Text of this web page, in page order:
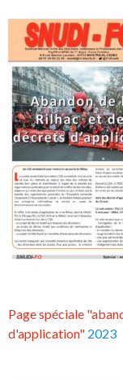
Page spéciale
d'application" 2023